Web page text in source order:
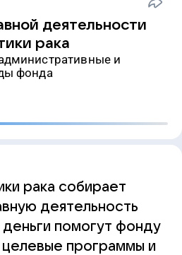
деятельности
рака
фонда
рака собирает
деятельность
деньги помогут фонду
целевые программы и